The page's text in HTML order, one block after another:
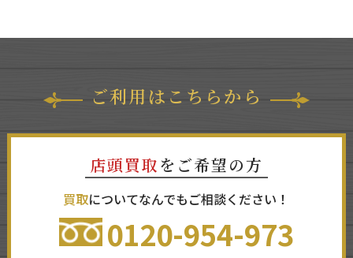
ご利用はこちらから
店頭買取 をご希望の方
買取についてなんでもご相談ください！
0120-954-973